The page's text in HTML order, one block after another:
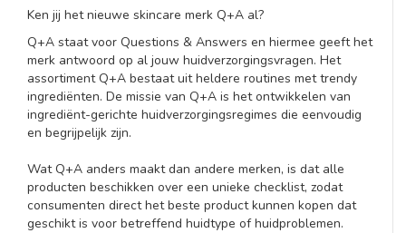
Ken jij het nieuwe skincare merk Q+A al?
Q+A staat voor Questions & Answers en hiermee geeft het
merk antwoord op al jouw huidverzorgingsvragen. Het
assortiment Q+A bestaat uit heldere routines met trendy
ingrediënten. De missie van Q+A is het ontwikkelen van
ingrediënt-gerichte huidverzorgingsregimes die eenvoudig
en begrijpelijk zijn.
Wat Q+A anders maakt dan andere merken, is dat alle
producten beschikken over een unieke checklist, zodat
consumenten direct het beste product kunnen kopen dat
geschikt is voor betreffend huidtype of huidproblemen.